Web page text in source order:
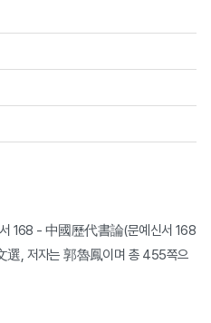
서 168 - 中國歷代書論(문예신서 168
選, 저자는 郭魯鳳이며 총 455쪽으